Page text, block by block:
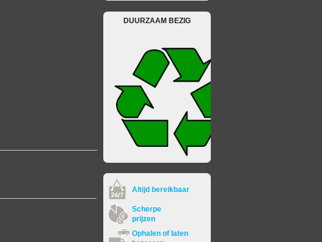
DUURZAAM BEZIG
Altijd bereikbaar
Scherpe
prijzen
Ophalen of laten